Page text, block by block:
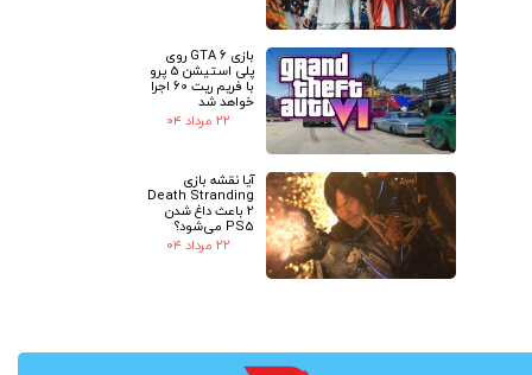
بازی GTA 6 روی
پلی استیشن 5 پرو
با فریم ریت 60 اجرا
خواهد شد
۲۲ مرداد ۰۴
آیا نقشه بازی
Death Stranding
2 باعث داغ شدن
PS5 می‌شود؟
۲۲ مرداد ۰۴